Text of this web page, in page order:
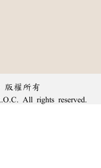
版權所有
All rights reserved.